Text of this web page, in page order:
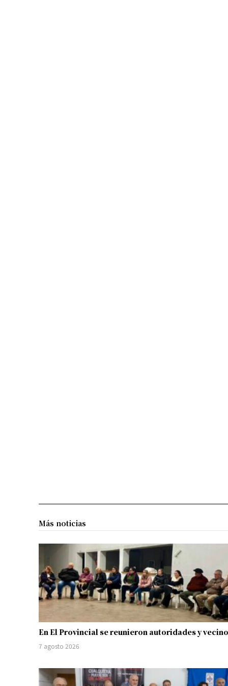
Más noticias
En El Provincial se reunieron autoridades y
7 agosto 2026